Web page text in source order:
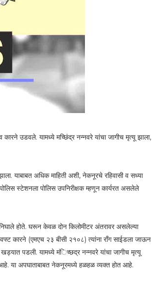
कारने उडवले. यामध्ये मच्छिंद्र नन्नवरे यांचा जागीच मृत्यू झाला,
याबाबत अधिक माहिती अशी, नेकनूरचे रहिवासी व सध्या
स्टेशनला पोलिस उपनिरीक्षक म्हणून कार्यरत असलेले
होते. घरून केवळ दोन किलोमीटर अंतरावर असलेल्या
कारने (एमएच २३ बीसी २१०८) त्यांना रॉंग साईडला जाऊन
पडली. यामध्ये मंिच्छद्र नन्नवरे यांचा जागीच मृत्यू
या अपघाताबाबत नेकनूरमध्ये हळहळ व्यक्त होत आहे.